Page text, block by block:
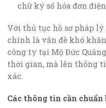
chữ ký số hóa đơn
Với thủ tục hồ sơ pháp
chính là vấn đề khó
công ty tại Mộ Đức
thời gian, mà lên thông
xác.
Các thông tin cần